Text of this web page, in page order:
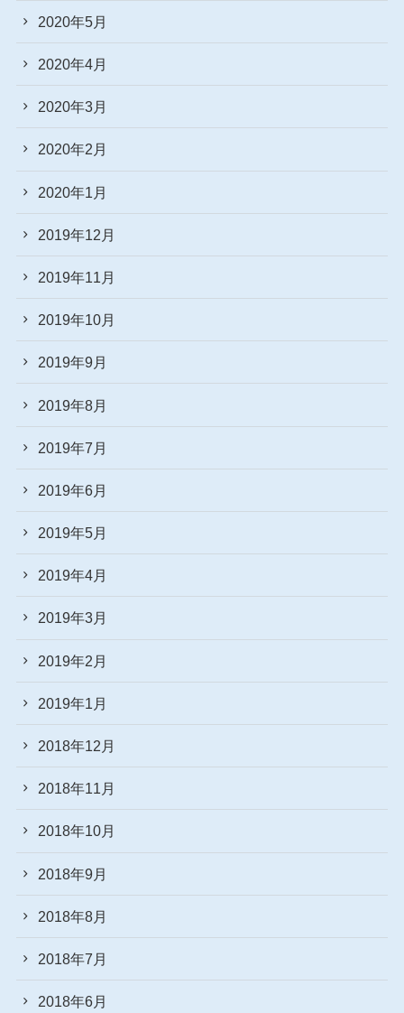
2020年5月
2020年4月
2020年3月
2020年2月
2020年1月
2019年12月
2019年11月
2019年10月
2019年9月
2019年8月
2019年7月
2019年6月
2019年5月
2019年4月
2019年3月
2019年2月
2019年1月
2018年12月
2018年11月
2018年10月
2018年9月
2018年8月
2018年7月
2018年6月